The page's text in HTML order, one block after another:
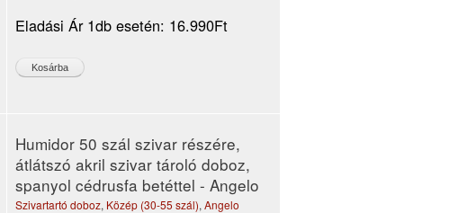
Eladási Ár 1db esetén: 16.990Ft
Humidor 50 szál szivar részére,
átlátszó akril szivar tároló doboz,
spanyol cédrusfa betéttel - Angelo
Szivartartó doboz, Közép (30-55 szál), Angelo